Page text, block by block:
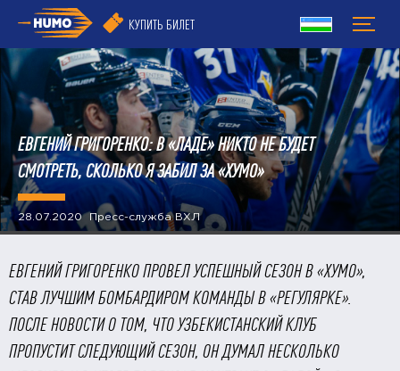
КУПИТЬ БИЛЕТ
ЕВГЕНИЙ ГРИГОРЕНКО: В «ЛАДЕ» НИКТО НЕ БУДЕТ
СМОТРЕТЬ, СКОЛЬКО Я ЗАБИЛ ЗА «ХУМО»
28.07.2020 Пресс-служба ВХЛ
ЕВГЕНИЙ ГРИГОРЕНКО ПРОВЕЛ УСПЕШНЫЙ СЕЗОН В «ХУМО»,
СТАВ ЛУЧШИМ БОМБАРДИРОМ КОМАНДЫ В «РЕГУЛЯРКЕ».
ПОСЛЕ НОВОСТИ О ТОМ, ЧТО УЗБЕКИСТАНСКИЙ КЛУБ
ПРОПУСТИТ СЛЕДУЮЩИЙ СЕЗОН, ОН ДУМАЛ НЕСКОЛЬКО